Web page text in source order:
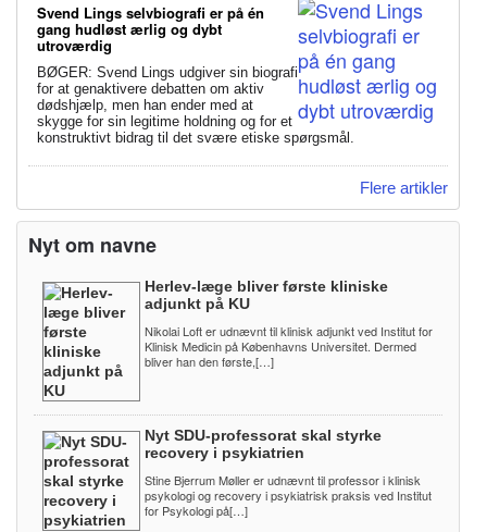
Svend Lings selvbiografi er på én
gang hudløst ærlig og dybt
utroværdig
BØGER: Svend Lings udgiver sin biografi
for at genaktivere debatten om aktiv
dødshjælp, men han ender med at
skygge for sin legitime holdning og for et
konstruktivt bidrag til det svære etiske spørgsmål.
Flere artikler
Nyt om navne
Herlev-læge bliver første kliniske
adjunkt på KU
Nikolai Loft er udnævnt til klinisk adjunkt ved Institut for
Klinisk Medicin på Københavns Universitet. Dermed
bliver han den første,[…]
Nyt SDU-professorat skal styrke
recovery i psykiatrien
Stine Bjerrum Møller er udnævnt til professor i klinisk
psykologi og recovery i psykiatrisk praksis ved Institut
for Psykologi på[…]